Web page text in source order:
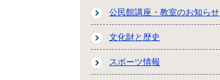
公民館講座・教室のお知らせ
文化財と歴史
スポーツ情報